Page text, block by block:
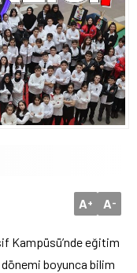
A+ A-
Kampüsü’nde eğitim
dönemi boyunca bilim